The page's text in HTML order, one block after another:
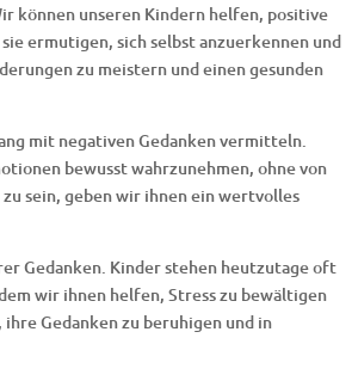
können unseren Kindern helfen, positive
ermutigen, sich selbst anzuerkennen und
zu meistern und einen gesunden
mit negativen Gedanken vermitteln.
bewusst wahrzunehmen, ohne von
sein, geben wir ihnen ein wertvolles
Gedanken. Kinder stehen heutzutage oft
wir ihnen helfen, Stress zu bewältigen
Gedanken zu beruhigen und in